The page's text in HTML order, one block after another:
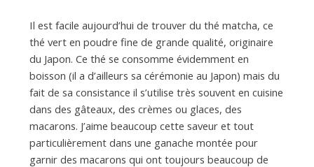
Il est facile aujourd’hui de trouver du thé matcha, ce
thé vert en poudre fine de grande qualité, originaire
du Japon. Ce thé se consomme évidemment en
boisson (il a d’ailleurs sa cérémonie au Japon) mais du
fait de sa consistance il s’utilise très souvent en cuisine
dans des gâteaux, des crèmes ou glaces, des
macarons. J’aime beaucoup cette saveur et tout
particulièrement dans une ganache montée pour
garnir des macarons qui ont toujours beaucoup de